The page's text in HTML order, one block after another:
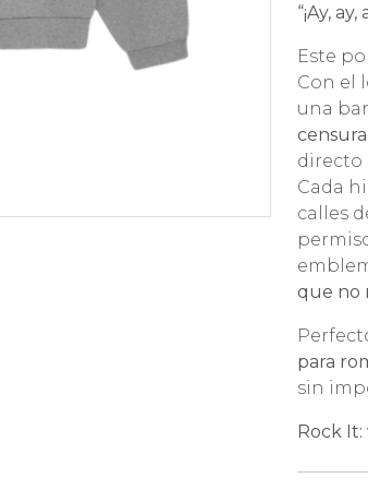
“¡Ay,
Este
Con el
una
directo
Cada
calles
que no
para
sin
Rock